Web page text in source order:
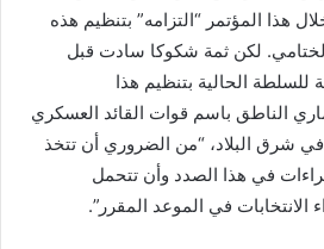
هذا المؤتمر “التزامه” بتنظيم هذه
الختامي. لكن ثمة شكوكا سادت قبل
للسلطة الحالية بتنظيم هذا
الناطق باسم قوات القائد العسكري
شرق البلاد، “من الضروري أن تتخذ
في هذا الصدد وأن تتحمل
الانتخابات في الموعد المقرر”.